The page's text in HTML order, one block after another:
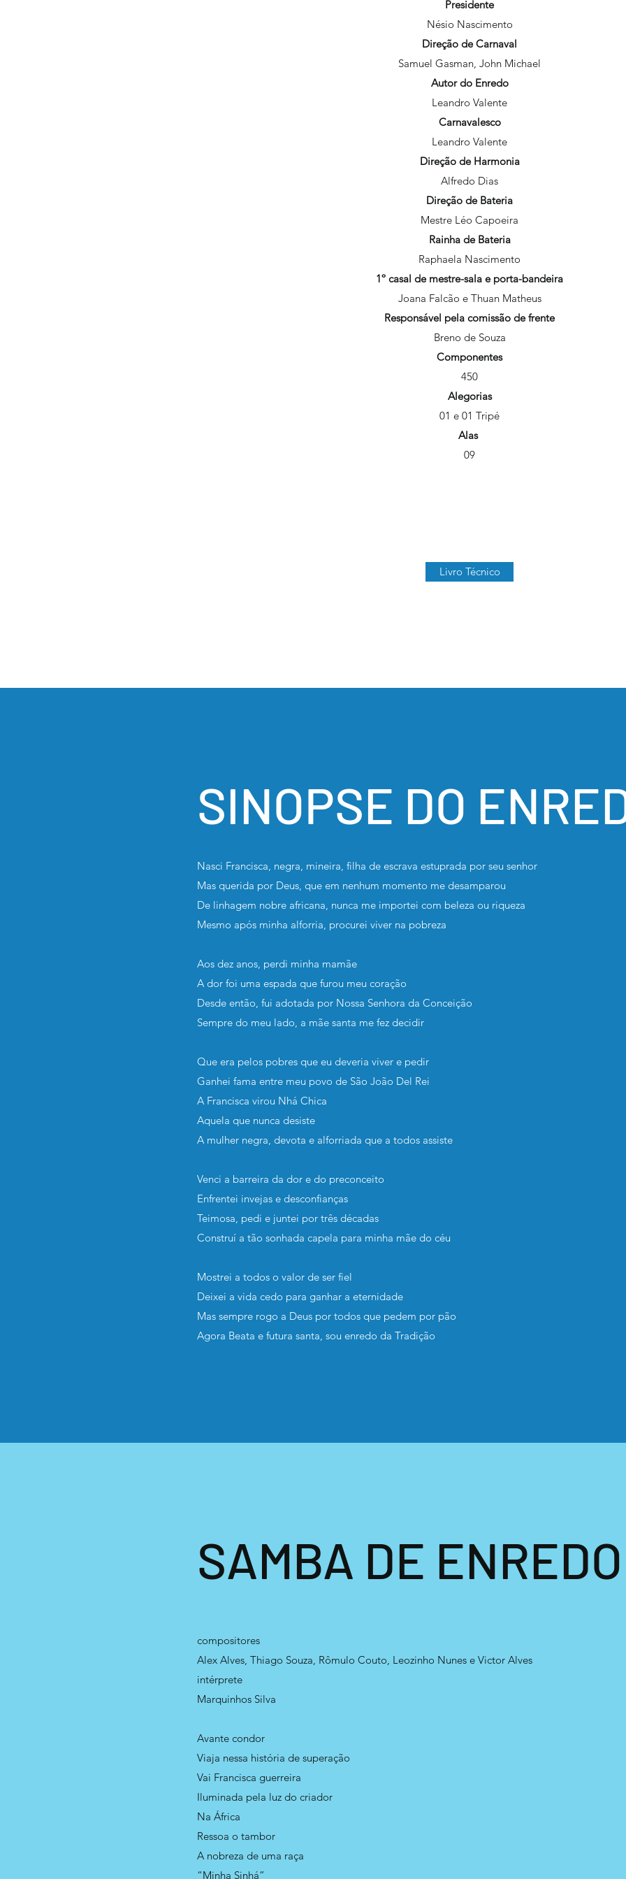
Presidente
Nésio Nascimento
Direção de Carnaval
Samuel Gasman, John Michael
Autor do Enredo
Leandro Valente
Carnavalesco
Leandro Valente
Direção de Harmonia
Alfredo Dias
Direção de Bateria
Mestre Léo Capoeira
Rainha de Bateria
Raphaela Nascimento
1º casal de mestre-sala e porta-bandeira
Joana Falcão e Thuan Matheus
Responsável pela comissão de frente
Breno de Souza
Componentes
450
Alegorias
01 e 01 Tripé
Alas
09
Livro Técnico
SINOPSE DO
Nasci Francisca, negra, mineira, filha de escrava estuprada por seu senhor
Mas querida por Deus, que em nenhum momento me desamparou
De linhagem nobre africana, nunca me importei com beleza ou riqueza
Mesmo após minha alforria, procurei viver na pobreza
Aos dez anos, perdi minha mamãe
A dor foi uma espada que furou meu coração
Desde então, fui adotada por Nossa Senhora da Conceição
Sempre do meu lado, a mãe santa me fez decidir
Que era pelos pobres que eu deveria viver e pedir
Ganhei fama entre meu povo de São João Del Rei
A Francisca virou Nhá Chica
Aquela que nunca desiste
A mulher negra, devota e alforriada que a todos assiste
Venci a barreira da dor e do preconceito
Enfrentei invejas e desconfianças
Teimosa, pedi e juntei por três décadas
Construí a tão sonhada capela para minha mãe do céu
Mostrei a todos o valor de ser fiel
Deixei a vida cedo para ganhar a eternidade
Mas sempre rogo a Deus por todos que pedem por pão
Agora Beata e futura santa, sou enredo da Tradição
SAMBA DE ENREDO
compositores
Alex Alves, Thiago Souza, Rômulo Couto, Leozinho Nunes e Victor Alves
intérprete
Marquinhos Silva
Avante condor
Viaja nessa história de superação
Vai Francisca guerreira
Iluminada pela luz do criador
Na África
Ressoa o tambor
A nobreza de uma raça
“Minha Sinhá”